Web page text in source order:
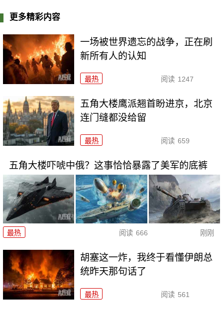
更多精彩内容
一场被世界遗忘的战争，正在刷
新所有人的认知
最热 阅读 1247
五角大楼鹰派翘首盼进京，北京
连门缝都没给留
最热 阅读 659
五角大楼吓唬中俄？这事恰恰暴露了美军的底裤
最热 阅读 666 刚刚
胡塞这一炸，我终于看懂伊朗总
统昨天那句话了
最热 阅读 561